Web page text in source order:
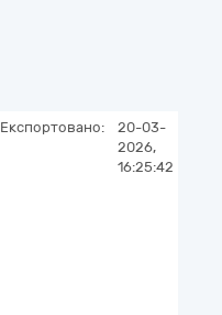
Експортовано:
20-03-
2026,
16:25:42